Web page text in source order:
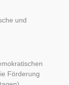
und
Förderung